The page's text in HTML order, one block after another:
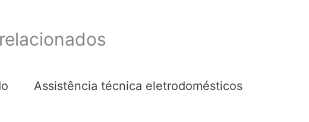
Assistência técnica eletrodomésticos